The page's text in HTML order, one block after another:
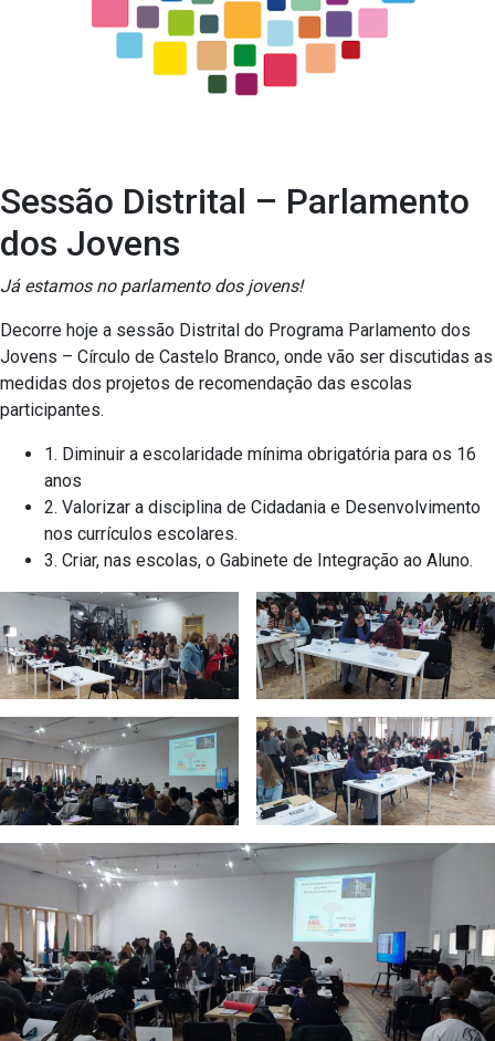
Sessão Distrital – Parlamento
dos Jovens
Já estamos no parlamento dos jovens!
Decorre hoje a sessão Distrital do Programa Parlamento dos
Jovens – Círculo de Castelo Branco, onde vão ser discutidas as
medidas dos projetos de recomendação das escolas
participantes.
1. Diminuir a escolaridade mínima obrigatória para os 16
anos
2. Valorizar a disciplina de Cidadania e Desenvolvimento
nos currículos escolares.
3. Criar, nas escolas, o Gabinete de Integração ao Aluno.